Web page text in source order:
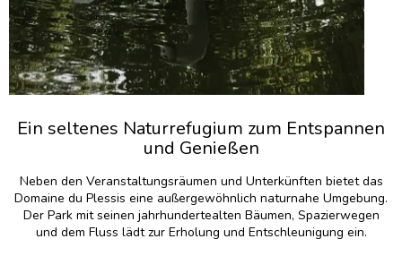
Ein seltenes Naturrefugium zum Entspannen
und Genießen
Neben den Veranstaltungsräumen und Unterkünften bietet das
Domaine du Plessis eine außergewöhnlich naturnahe Umgebung.
Der Park mit seinen jahrhundertealten Bäumen, Spazierwegen
und dem Fluss lädt zur Erholung und Entschleunigung ein.